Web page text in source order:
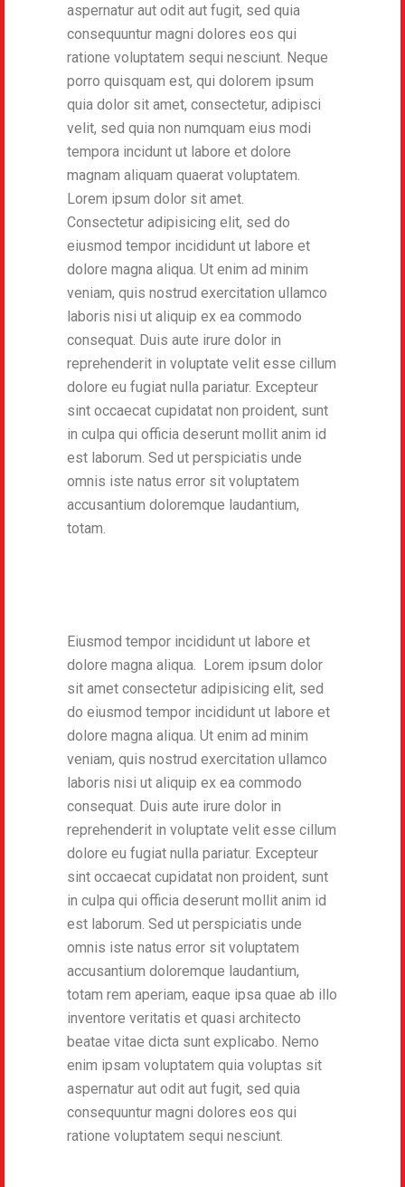
aspernatur aut odit aut fugit, sed quia
consequuntur magni dolores eos qui
ratione voluptatem sequi nesciunt. Neque
porro quisquam est, qui dolorem ipsum
quia dolor sit amet, consectetur, adipisci
velit, sed quia non numquam eius modi
tempora incidunt ut labore et dolore
magnam aliquam quaerat voluptatem.
Lorem ipsum dolor sit amet.
Consectetur adipisicing elit, sed do
eiusmod tempor incididunt ut labore et
dolore magna aliqua. Ut enim ad minim
veniam, quis nostrud exercitation ullamco
laboris nisi ut aliquip ex ea commodo
consequat. Duis aute irure dolor in
reprehenderit in voluptate velit esse cillum
dolore eu fugiat nulla pariatur. Excepteur
sint occaecat cupidatat non proident, sunt
in culpa qui officia deserunt mollit anim id
est laborum. Sed ut perspiciatis unde
omnis iste natus error sit voluptatem
accusantium doloremque laudantium,
totam.
Eiusmod tempor incididunt ut labore et
dolore magna aliqua. Lorem ipsum dolor
sit amet consectetur adipisicing elit, sed
do eiusmod tempor incididunt ut labore et
dolore magna aliqua. Ut enim ad minim
veniam, quis nostrud exercitation ullamco
laboris nisi ut aliquip ex ea commodo
consequat. Duis aute irure dolor in
reprehenderit in voluptate velit esse cillum
dolore eu fugiat nulla pariatur. Excepteur
sint occaecat cupidatat non proident, sunt
in culpa qui officia deserunt mollit anim id
est laborum. Sed ut perspiciatis unde
omnis iste natus error sit voluptatem
accusantium doloremque laudantium,
totam rem aperiam, eaque ipsa quae ab illo
inventore veritatis et quasi architecto
beatae vitae dicta sunt explicabo. Nemo
enim ipsam voluptatem quia voluptas sit
aspernatur aut odit aut fugit, sed quia
consequuntur magni dolores eos qui
ratione voluptatem sequi nesciunt.